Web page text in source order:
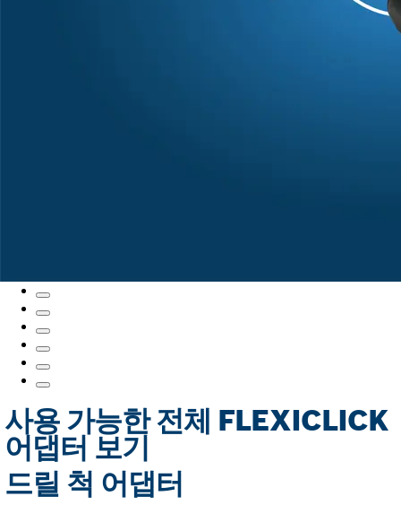
사용 가능한 전체 FLEXICLICK
어댑터 보기
드릴 척 어댑터